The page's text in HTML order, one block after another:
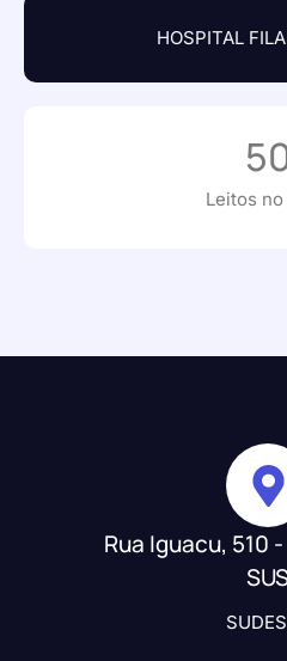
HOSPITAL
Leitos no
Rua Iguacu, 510